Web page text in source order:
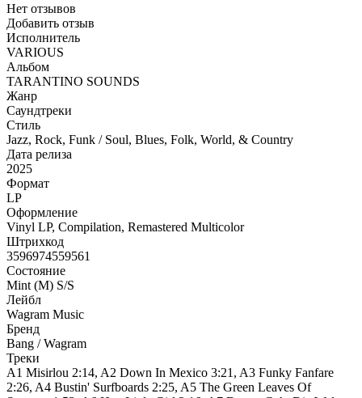
Нет отзывов
Добавить отзыв
Исполнитель
VARIOUS
Альбом
TARANTINO SOUNDS
Жанр
Саундтреки
Стиль
Jazz, Rock, Funk / Soul, Blues, Folk, World, & Country
Дата релиза
2025
Формат
LP
Оформление
Vinyl LP, Compilation, Remastered Multicolor
Штрихкод
3596974559561
Состояние
Mint (M) S/S
Лейбл
Wagram Music
Бренд
Bang / Wagram
Треки
A1 Misirlou 2:14, A2 Down In Mexico 3:21, A3 Funky Fanfare
2:26, A4 Bustin' Surfboards 2:25, A5 The Green Leaves Of